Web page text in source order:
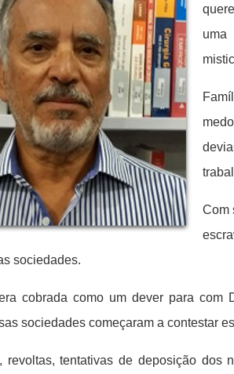
uma
Com
sociedades.
cobrada como um dever para com
sociedades começaram a contestar
revoltas, tentativas de deposição